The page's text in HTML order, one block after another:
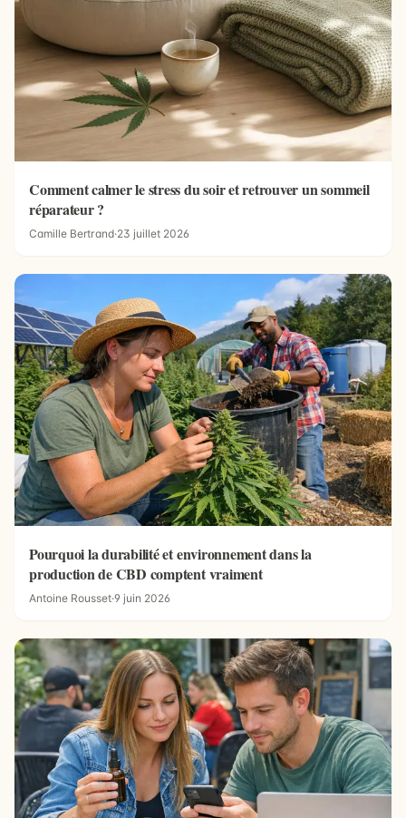
Comment calmer le stress du soir et retrouver un sommeil
réparateur ?
Camille Bertrand·23 juillet 2026
Pourquoi la durabilité et environnement dans la
production de CBD comptent vraiment
Antoine Rousset·9 juin 2026